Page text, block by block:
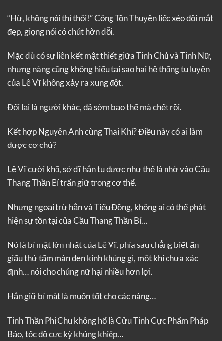
“Hừ, không nói thì thôi!” Công Tôn Thuyên liếc xéo đôi mắt
đẹp, giọng nói có chút hờn dỗi.
Mặc dù có sự liên kết mật thiết giữa Tinh Chủ và Tinh Nữ,
nhưng nàng cũng không hiểu tại sao hai hệ thống tu luyện
của Lê Vĩ không xảy ra xung đột.
Đổi lại là người khác, đã sớm bạo thể mà chết rồi.
Kết hợp Nguyên Anh cùng Thai Khí? Điều này có ai làm
được cơ chứ?
Lê Vĩ cười khổ, sở dĩ hắn tu được như thế là nhờ vào Cầu
Thang Thần Bí trấn giữ trong cơ thể.
Nhưng ngoại trừ hắn và Tiểu Đồng, không ai có thể phát
hiện sự tồn tại của Cầu Thang Thần Bí…
Nó là bí mật lớn nhất của Lê Vĩ, phía sau chẳng biết ẩn
giấu thứ tấm màn đen kinh khủng gì, một khi chưa xác
định… nói cho chúng nữ hại nhiều hơn lợi.
Hắn giữ bí mật là muốn tốt cho các nàng…
Tinh Thần Phi Chu không hổ là Cửu Tinh Cực Phẩm Pháp
Bảo, tốc độ cực kỳ khủng khiếp…